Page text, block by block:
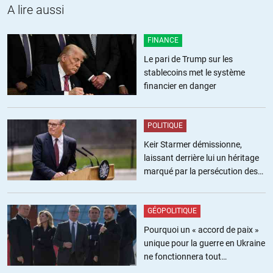
« Le traitment ne fonctionne qu’au commencement de la maladie.
conclure que ce n’est pas le commencement »
Non, c’est juste le mantra répété par Raoult et consorts. Mais en
réalité, Raoult lui-même n’a pas administré son traitement au
« commencement », mais en moyenne environ 6 jours après
en prophylaxie d’après d’autres études.
« isez les critiques en France-Soir auquelles les professeurs
anglais n’ont pas répondu comme ils avaient le droit. »
Ce « journal » n’en est plus un depuis assez longtemps. Lisez
plutôt le débunkage de Libération
https://www.liberation.fr/checknews/2020/06/11/essai-
recovery-les-chercheurs-ont-ils-administre-plus-de-trois-fois-la-
dose-d-hydroxychloroquine-aut_1790733
A lire aussi
FINANCE
Le pari de Trump sur les
stablecoins met le système
financier en danger
POLITIQUE
Keir Starmer démissionne,
laissant derrière lui un héritage
marqué par la persécution des
GÉOPOLITIQUE
Pourquoi un « accord de paix »
unique pour la guerre en Ukraine
ne fonctionnera tout